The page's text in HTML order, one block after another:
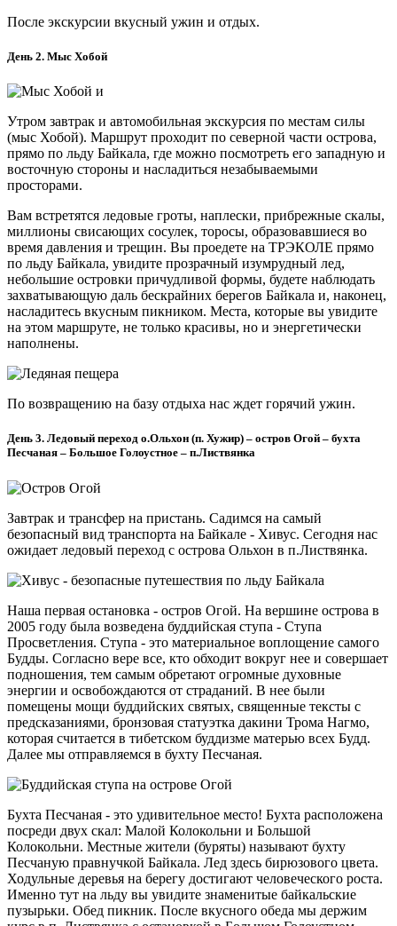
После экскурсии вкусный ужин и отдых.
День 2. Мыс Хобой
Утром завтрак и автомобильная экскурсия по местам силы
(мыс Хобой). Маршрут проходит по северной части острова,
прямо по льду Байкала, где можно посмотреть его западную и
восточную стороны и насладиться незабываемыми
просторами.
Вам встретятся ледовые гроты, наплески, прибрежные скалы,
миллионы свисающих сосулек, торосы, образовавшиеся во
время давления и трещин. Вы проедете на ТРЭКОЛЕ прямо
по льду Байкала, увидите прозрачный изумрудный лед,
небольшие островки причудливой формы, будете наблюдать
захватывающую даль бескрайних берегов Байкала и, наконец,
насладитесь вкусным пикником. Места, которые вы увидите
на этом маршруте, не только красивы, но и энергетически
наполнены.
По возвращению на базу отдыха нас ждет горячий ужин.
День 3. Ледовый переход о.Ольхон (п. Хужир) – остров Огой – бухта
Песчаная – Большое Голоустное – п.Листвянка
Завтрак и трансфер на пристань. Садимся на самый
безопасный вид транспорта на Байкале - Хивус. Сегодня нас
ожидает ледовый переход с острова Ольхон в п.Листвянка.
Наша первая остановка - остров Огой. На вершине острова в
2005 году была возведена буддийская ступа - Ступа
Просветления. Ступа - это материальное воплощение самого
Будды. Согласно вере все, кто обходит вокруг нее и совершает
подношения, тем самым обретают огромные духовные
энергии и освобождаются от страданий. В нее были
помещены мощи буддийских святых, священные тексты с
предсказаниями, бронзовая статуэтка дакини Трома Нагмо,
которая считается в тибетском буддизме матерью всех Будд.
Далее мы отправляемся в бухту Песчаная.
Бухта Песчаная - это удивительное место! Бухта расположена
посреди двух скал: Малой Колокольни и Большой
Колокольни. Местные жители (буряты) называют бухту
Песчаную правнучкой Байкала. Лед здесь бирюзового цвета.
Ходульные деревья на берегу достигают человеческого роста.
Именно тут на льду вы увидите знаменитые байкальские
пузырьки. Обед пикник. После вкусного обеда мы держим